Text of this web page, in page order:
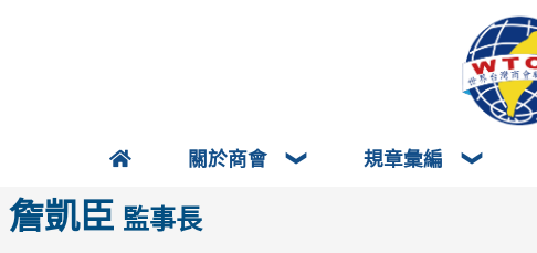
關於商會 規章彙編
詹凱臣 監事長